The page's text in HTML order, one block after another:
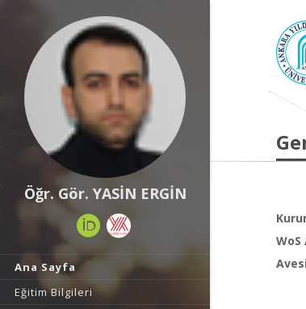
Öğr. Gör. YASİN ERGİN
Ana Sayfa
Eğitim Bilgileri
WoS